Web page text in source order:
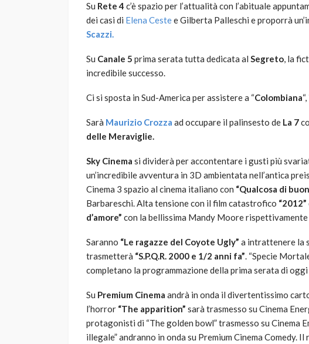
Su Rete 4 c’è spazio per l’attualità con l’abituale
dei casi di Elena Cestee Gilberta Palleschi e proporrà
Scazzi.
Su Canale 5 prima serata tutta dedicata al Segreto, la
incredibile successo.
Ci si sposta in Sud-America per assistere a “Colombiana
Sarà Maurizio Crozza ad occupare il palinsesto de La 7
delle Meraviglie.
Sky Cinema si dividerà per accontentare i gusti più
un’incredibile avventura in 3D ambientata nell’antica
Cinema 3 spazio al cinema italiano con “Qualcosa di
Barbareschi. Alta tensione con il film catastrofico “2012”
d’amore” con la bellissima Mandy Moore rispettivamente
Saranno “Le ragazze del Coyote Ugly” a intrattenere la
trasmetterà “S.P.Q.R. 2000 e 1/2 anni fa”. “Specie
completano la programmazione della prima serata di oggi
Su Premium Cinema andrà in onda il divertentissimo
l’horror “The apparition” sarà trasmesso su Cinema
protagonisti di “The golden bowl” trasmesso su Cinema
illegale” andranno in onda su Premium Cinema Comedy.
scegliere per il tuo prato